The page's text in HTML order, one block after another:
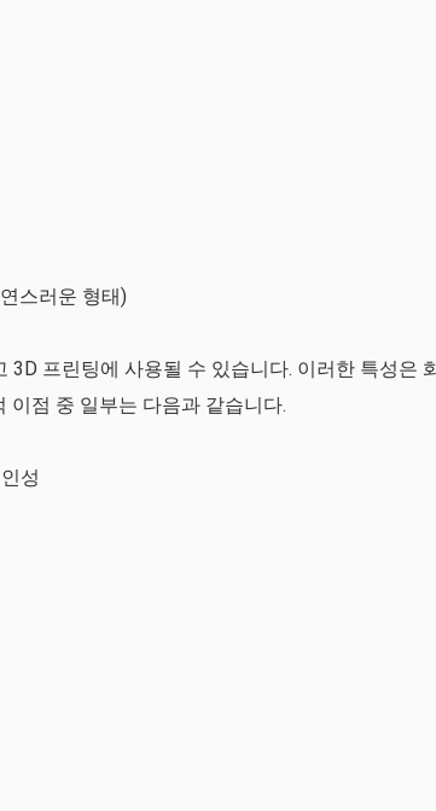
스러운 형태)
3D 프린팅에 사용될 수 있습니다. 이러한 특성은
이점 중 일부는 다음과 같습니다.
성